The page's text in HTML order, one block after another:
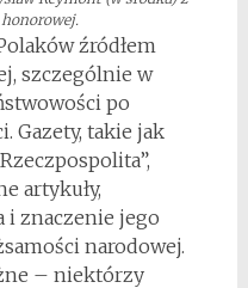
źródłem
szczególnie w
po
Gazety, takie jak
artykuły,
i znaczenie jego
narodowej.
– niektórzy